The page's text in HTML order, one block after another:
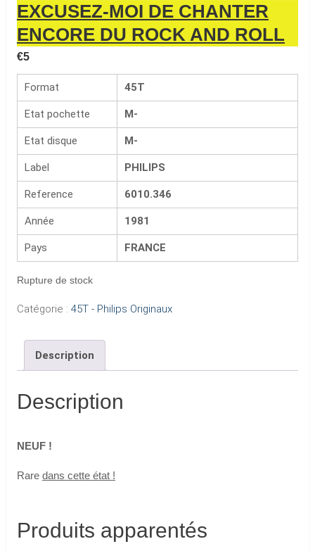
EXCUSEZ-MOI DE CHANTER
ENCORE DU ROCK AND ROLL
€5
Format 45T
Etat pochette M-
Etat disque M-
Label PHILIPS
Reference 6010.346
Année 1981
Pays FRANCE
Rupture de stock
Catégorie : 45T - Philips Originaux
Description
Description
NEUF !
Rare dans cette état !
Produits apparentés